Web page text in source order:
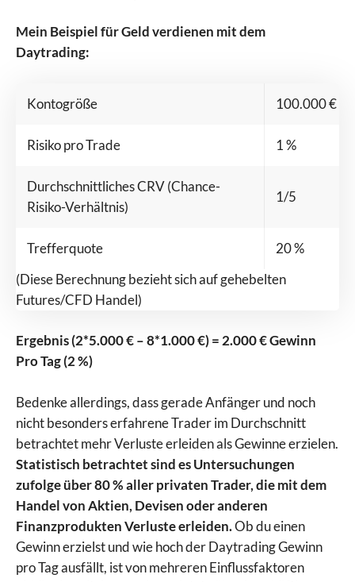
Mein Beispiel für Geld verdienen mit dem
Daytrading:
Kontogröße 100.000 €
Risiko pro Trade 1 %
Durchschnittliches CRV (Chance-
Risiko-Verhältnis)
1/5
Trefferquote
20 %
(Diese Berechnung bezieht sich auf gehebelten
Futures/CFD Handel)
Ergebnis (2*5.000 € – 8*1.000 €) = 2.000 € Gewinn
Pro Tag (2 %)
Bedenke allerdings, dass gerade Anfänger und noch
nicht besonders erfahrene Trader im Durchschnitt
betrachtet mehr Verluste erleiden als Gewinne erzielen.
Statistisch betrachtet sind es Untersuchungen
zufolge über 80 % aller privaten Trader, die mit dem
Handel von Aktien, Devisen oder anderen
Finanzprodukten Verluste erleiden.Ob du einen
Gewinn erzielst und wie hoch der Daytrading Gewinn
pro Tag ausfällt, ist von mehreren Einflussfaktoren